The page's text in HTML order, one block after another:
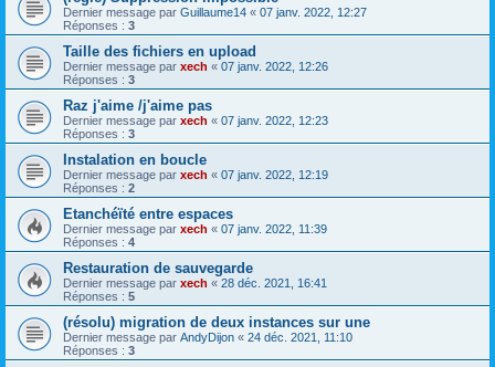
Dernier message par Guillaume14 « 07 janv. 2022, 12:27
Réponses : 3
Taille des fichiers en upload
Dernier message par xech « 07 janv. 2022, 12:26
Réponses : 3
Raz j'aime /j'aime pas
Dernier message par xech « 07 janv. 2022, 12:23
Réponses : 3
Instalation en boucle
Dernier message par xech « 07 janv. 2022, 12:19
Réponses : 2
Etanchéïté entre espaces
Dernier message par xech « 07 janv. 2022, 11:39
Réponses : 4
Restauration de sauvegarde
Dernier message par xech « 28 déc. 2021, 16:41
Réponses : 5
(résolu) migration de deux instances sur une
Dernier message par AndyDijon « 24 déc. 2021, 11:10
Réponses : 3